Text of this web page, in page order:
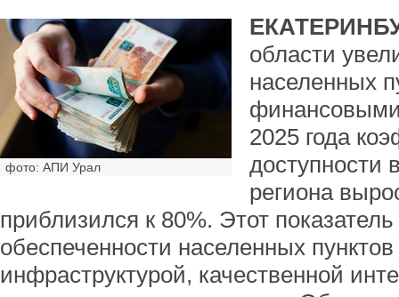
фото: АПИ Урал
области
населенных
2025 года
доступности
региона
приблизился к 80%. Этот
обеспеченности населенных
инфраструктурой, качественной